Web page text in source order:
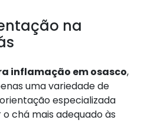
na
inflamação em osasco,
uma variedade de
especializada
chá mais adequado às